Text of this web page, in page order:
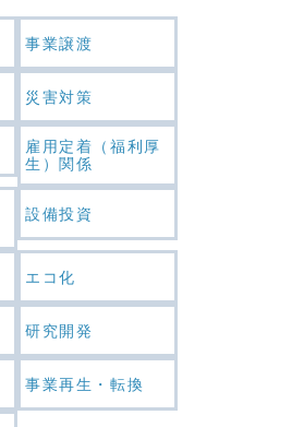
事業譲渡
災害対策
雇用定着（福利厚
生）関係
設備投資
エコ化
研究開発
事業再生・転換